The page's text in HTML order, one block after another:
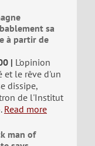
sa
à partir de
L'opinion
et le rêve d'un
dissipe,
de l'Institut
Read more
man of